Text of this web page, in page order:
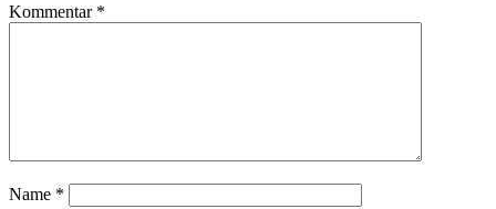
Kommentar *
Name *